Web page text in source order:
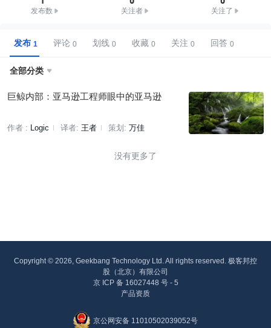
发布数 关注者 关注了
发布 评论 划线 收藏 关注 回答
全部分类 
巨鲸内部：亚马逊工程师眼中的亚马逊
作者 : Logic 译者: 王者 策划: 万佳
没有更多了
Copyright © 2026, Geekbang Technology Ltd. All rights reserved. 极客邦控
股（北京）有限公司
京 ICP 备 16027448 号 - 5
产品资质
京公网安备 11010502039052号